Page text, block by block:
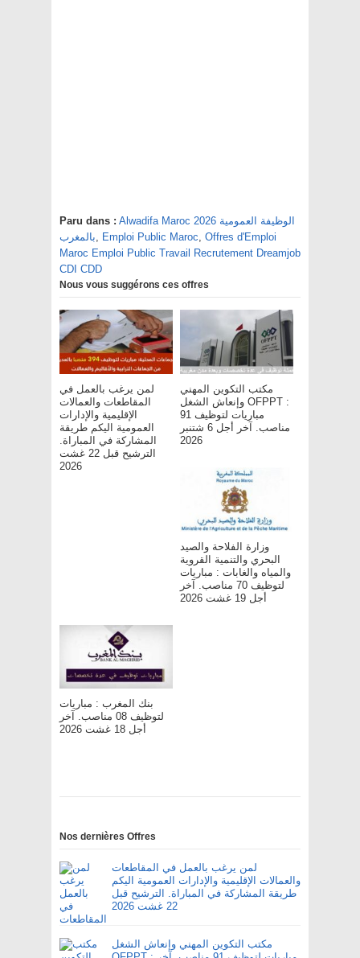
Paru dans : Alwadifa Maroc 2026 الوظيفة العمومية
بالمغرب, Emploi Public Maroc, Offres d'Emploi
Maroc Emploi Public Travail Recrutement Dreamjob
CDI CDD
Nous vous suggérons ces offres
لمن يرغب بالعمل في
المقاطعات والعمالات
الإقليمية والإدارات
العمومية اليكم طريقة
المشاركة في المباراة.
الترشيح قبل 22 غشت
2026
مكتب التكوين المهني
وإنعاش الشغل OFPPT :
مباريات لتوظيف 91
مناصب. آخر أجل 6 شتنبر
2026
وزارة الفلاحة والصيد
البحري والتنمية القروية
والمياه والغابات : مباريات
لتوظيف 70 مناصب. آخر
أجل 19 غشت 2026
بنك المغرب : مباريات
لتوظيف 08 مناصب. آخر
أجل 18 غشت 2026
Nos dernières Offres
لمن يرغب بالعمل في المقاطعات
والعمالات الإقليمية والإدارات العمومية اليكم
طريقة المشاركة في المباراة. الترشيح قبل
22 غشت 2026
مكتب التكوين المهني وإنعاش الشغل